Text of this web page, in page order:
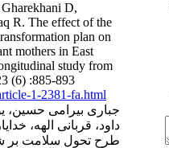
D,
R. The effect of the
plan on
mothers in East
study from
(6) :885-893
1-2381-fa.html
جباری بیرامی حسین،
داود، قربانی الهه،
طرح تحول سلامت بر